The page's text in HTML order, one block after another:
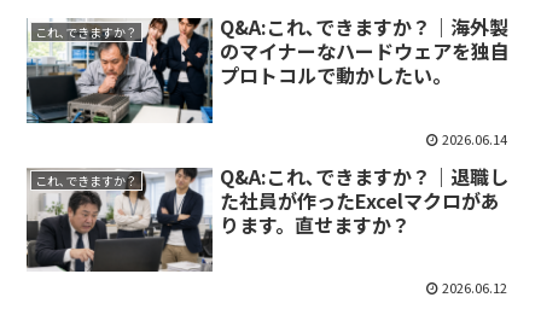
これ､できますか？
Q&A:これ､できますか？｜海外製
のマイナーなハードウェアを独自
プロトコルで動かしたい。
2026.06.14
これ､できますか？
Q&A:これ､できますか？｜退職し
た社員が作ったExcelマクロがあ
ります。直せますか？
2026.06.12